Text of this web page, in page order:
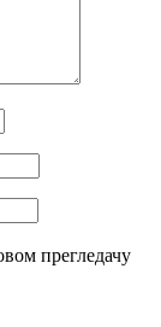
прегледачу